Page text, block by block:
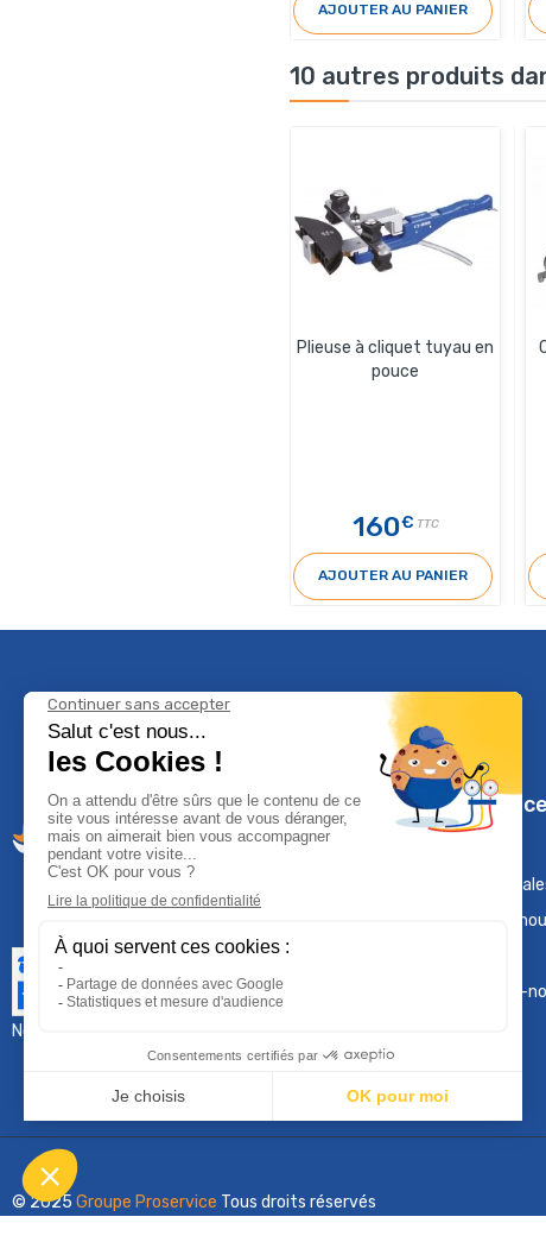
AJOUTER AU PANIER
10 autres produits
Plieuse à cliquet tuyau en
pouce
160€ TTC
AJOUTER AU PANIER
Nous contacter :
Climservice
Mentions
Contactez-
Qui sommes-
© 2025 Groupe Proservice Tous droits réservés